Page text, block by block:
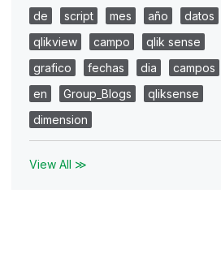
de
script mes año
datos
qlikview
campo
qlik sense
grafico
fechas dia
campos
en
Group_Blogs
qliksense
dimension
View All ≫